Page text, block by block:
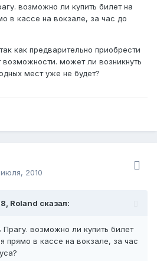
возможно ли купить билет на
в кассе на вокзале, за час до
как предварительно приобрести
возможности. может ли возникнуть
мест уже не будет?
июля, 2010
Roland сказал:
Прагу. возможно ли купить билет
прямо в кассе на вокзале, за час